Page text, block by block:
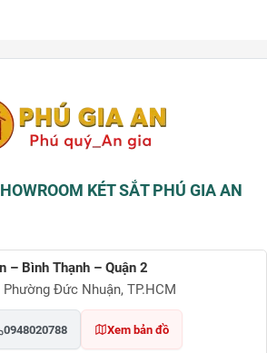
KÉT SẮT PHÚ GIA AN
– Bình Thạnh – Quận 2
Đức Nhuận, TP.HCM
0948020788 Xem bản đồ